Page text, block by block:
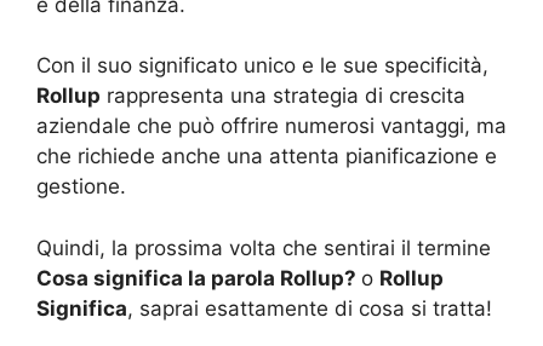
Con il suo significato unico e le sue specificità,
Rollup rappresenta una strategia di crescita
aziendale che può offrire numerosi vantaggi, ma
che richiede anche una attenta pianificazione e
gestione.
Quindi, la prossima volta che sentirai il termine
Cosa significa la parola Rollup? o Rollup
Significa, saprai esattamente di cosa si tratta!